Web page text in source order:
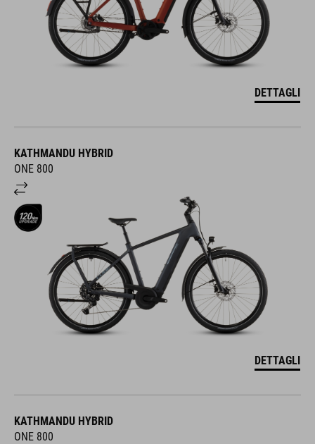
DETTAGLI
KATHMANDU HYBRID
ONE 800
DETTAGLI
KATHMANDU HYBRID
ONE 800